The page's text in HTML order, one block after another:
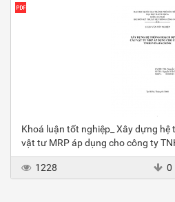
Khoá luận tốt nghiệp_ Xây dựng
vật tư MRP áp dụng cho công ty
1228 0